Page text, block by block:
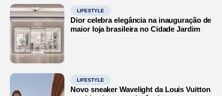
LIFESTYLE
Dior celebra elegância na inauguração de
maior loja brasileira no Cidade Jardim
LIFESTYLE
Novo sneaker Wavelight da Louis Vuitton